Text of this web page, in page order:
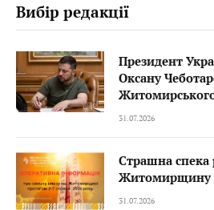
Вибір редакції
Президент
Оксану
31.07.2026
Страшна спека
Житомирщину
31.07.2026